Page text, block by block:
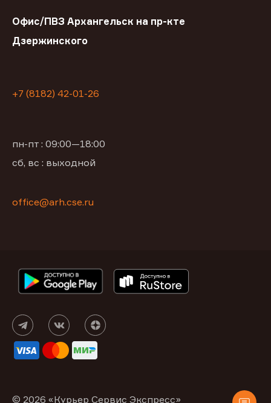
Офис/ПВЗ Архангельск на пр-кте
Дзержинского
+7 (8182) 42-01-26
пн-пт : 09:00—18:00
сб, вс : выходной
office@arh.cse.ru
© 2026 «Курьер Сервис Экспресс»